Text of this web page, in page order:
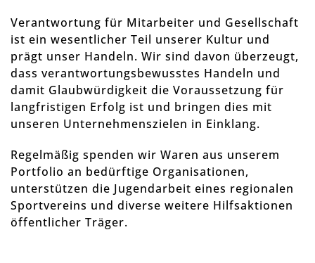
Verantwortung für Mitarbeiter und Gesellschaft
ist ein wesentlicher Teil unserer Kultur und
prägt unser Handeln. Wir sind davon überzeugt,
dass verantwortungsbewusstes Handeln und
damit Glaubwürdigkeit die Voraussetzung für
langfristigen Erfolg ist und bringen dies mit
unseren Unternehmenszielen in Einklang.
Regelmäßig spenden wir Waren aus unserem
Portfolio an bedürftige Organisationen,
unterstützen die Jugendarbeit eines regionalen
Sportvereins und diverse weitere Hilfsaktionen
öffentlicher Träger.